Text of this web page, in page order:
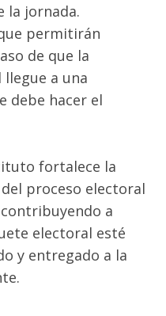
la jornada.
permitirán
de que la
a una
debe hacer el
fortalece la
proceso electoral
a
electoral esté
y entregado a la